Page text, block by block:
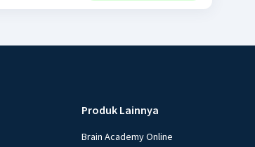
Produk Lainnya
Brain Academy Online